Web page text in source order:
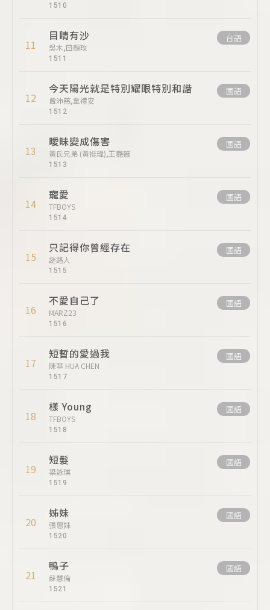
1510
11
目睛有沙
吳木,田顏玫
1511
台語
12
今天陽光就是特別耀眼特別和諧
曾沛慈,韋禮安
1512
國語
13
曖昧變成傷害
黃氏兄弟 (黃挺瑋),王艷薇
1513
國語
14
寵愛
TFBOYS
1514
國語
15
只記得你曾經存在
謎路人
1515
國語
16
不愛自己了
MARZ23
1516
國語
17
短暫的愛過我
陳華 HUA CHEN
1517
國語
18
樣 Young
TFBOYS
1518
國語
19
短髮
梁詠琪
1519
國語
20
姊妹
張惠妹
1520
國語
21
鴨子
蘇慧倫
1521
國語